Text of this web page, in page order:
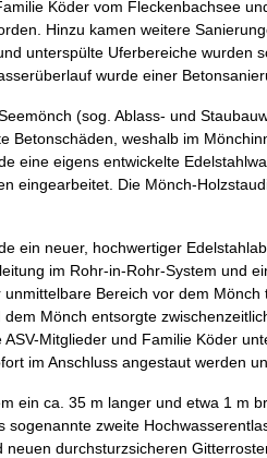
Köder vom Fleckenbachsee
Hinzu kamen weitere
unterspülte Uferbereiche
wurde einer
(sog. Ablass- und
Betonschäden, weshalb im
eine eigens entwickelte
eingearbeitet. Die Mönch-
ein neuer, hochwertiger
im Rohr-in-Rohr-System und
Bereich vor dem
Mönch entsorgte
Mitglieder und Familie Köder
im Anschluss angestaut werden
ein ca. 35 m langer und etwa 1 m
sogenannte zweite
durchsturzsicheren